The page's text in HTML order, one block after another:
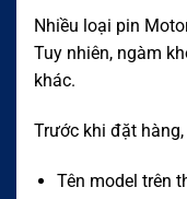
Nhiều loại pin
Tuy nhiên, ngàm
khác.
Trước khi đặt
Tên model trên